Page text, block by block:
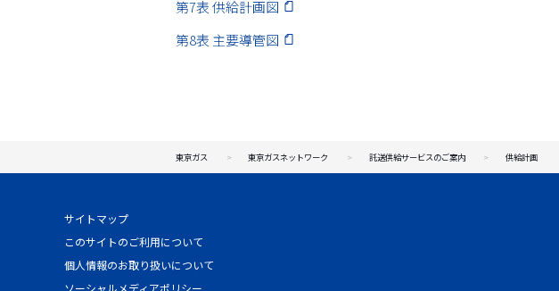
第7表 供給計画図
第8表 主要導管図
東京ガス 東京ガスネットワーク 託送供給サービスのご案内 供給計画
サイトマップ
このサイトのご利用について
個人情報のお取り扱いについて
ソーシャルメディアポリシー